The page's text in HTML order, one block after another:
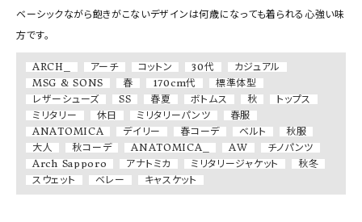
ベーシックながら飽きがこないデザインは何歳になっても着られる心強い味
方です。
ARCH_ アーチ コットン 30代
カジュアル
MSG & SONS
春 170cm代
標準体型
レザーシューズ
SS 春夏 ボトムス 秋
トップス
ミリタリー
休日 ミリタリーパンツ
春服
ANATOMICA
デイリー 春コーデ ベルト
秋服
大人
秋コーデ ANATOMICA_ AW
チノパンツ
Arch Sapporo
アナトミカ ミリタリージャケット
秋冬
スウェット
ベレー キャスケット